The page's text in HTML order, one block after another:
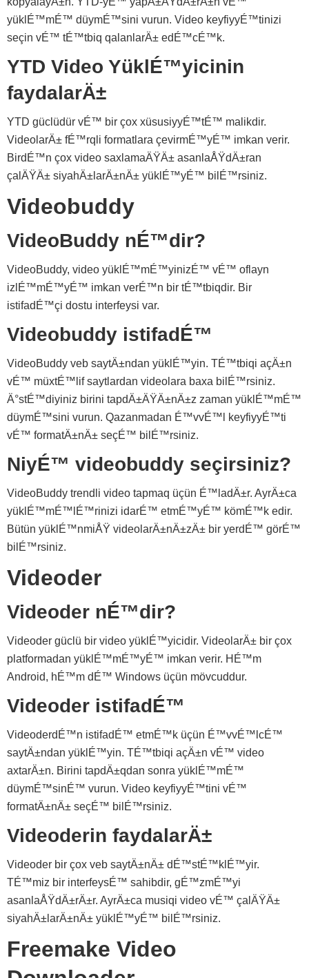
yüklÉ™mÉ™ düymÉ™sini vurun. Video keyfiyyÉ™tinizi
seçin vÉ™ tÉ™tbiq qalanlarÄ± edÉ™cÉ™k.
YTD Video YüklÉ™yicinin
faydalarÄ±
YTD güclüdür vÉ™ bir çox xüsusiyyÉ™tÉ™ malikdir.
VideolarÄ± fÉ™rqli formatlara çevirmÉ™yÉ™ imkan verir.
BirdÉ™n çox video saxlamaÄŸÄ± asanlaÅŸdÄ±ran
çalÄŸÄ± siyahÄ±larÄ±nÄ± yüklÉ™yÉ™ bilÉ™rsiniz.
Videobuddy
VideoBuddy nÉ™dir?
VideoBuddy, video yüklÉ™mÉ™yinizÉ™ vÉ™ oflayn
izlÉ™mÉ™yÉ™ imkan verÉ™n bir tÉ™tbiqdir. Bir
istifadÉ™çi dostu interfeysi var.
Videobuddy istifadÉ™
VideoBuddy veb saytÄ±ndan yüklÉ™yin. TÉ™tbiqi açÄ±n
vÉ™ müxtÉ™lif saytlardan videolara baxa bilÉ™rsiniz.
Ä°stÉ™diyiniz birini tapdÄ±ÄŸÄ±nÄ±z zaman yüklÉ™mÉ™
düymÉ™sini vurun. Qazanmadan É™vvÉ™l keyfiyyÉ™ti
vÉ™ formatÄ±nÄ± seçÉ™ bilÉ™rsiniz.
NiyÉ™ videobuddy seçirsiniz?
VideoBuddy trendli video tapmaq üçün É™ladÄ±r. AyrÄ±ca
yüklÉ™mÉ™lÉ™rinizi idarÉ™ etmÉ™yÉ™ kömÉ™k edir.
Bütün yüklÉ™nmiÅŸ videolarÄ±nÄ±zÄ± bir yerdÉ™ görÉ™
bilÉ™rsiniz.
Videoder
Videoder nÉ™dir?
Videoder güclü bir video yüklÉ™yicidir. VideolarÄ± bir çox
platformadan yüklÉ™mÉ™yÉ™ imkan verir. HÉ™m
Android, hÉ™m dÉ™ Windows üçün mövcuddur.
Videoder istifadÉ™
VideoderdÉ™n istifadÉ™ etmÉ™k üçün É™vvÉ™lcÉ™
saytÄ±ndan yüklÉ™yin. TÉ™tbiqi açÄ±n vÉ™ video
axtarÄ±n. Birini tapdÄ±qdan sonra yüklÉ™mÉ™
düymÉ™sinÉ™ vurun. Video keyfiyyÉ™tini vÉ™
formatÄ±nÄ± seçÉ™ bilÉ™rsiniz.
Videoderin faydalarÄ±
Videoder bir çox veb saytÄ±nÄ± dÉ™stÉ™klÉ™yir.
TÉ™miz bir interfeysÉ™ sahibdir, gÉ™zmÉ™yi
asanlaÅŸdÄ±rÄ±r. AyrÄ±ca musiqi video vÉ™ çalÄŸÄ±
siyahÄ±larÄ±nÄ± yüklÉ™yÉ™ bilÉ™rsiniz.
Freemake Video